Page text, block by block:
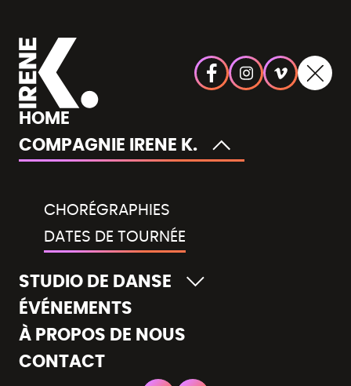
HOME
COMPAGNIE IRENE K.
CHORÉGRAPHIES
DATES DE TOURNÉE
STUDIO DE DANSE
ÉVÉNEMENTS
À PROPOS DE NOUS
CONTACT